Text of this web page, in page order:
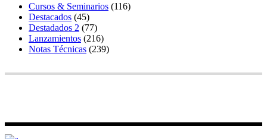
Cursos & Seminarios (116)
Destacados (45)
Destadados 2 (77)
Lanzamientos (216)
Notas Técnicas (239)